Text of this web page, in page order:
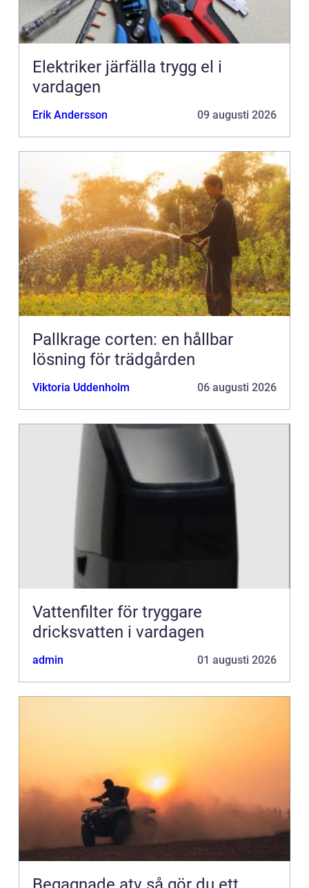
Elektriker järfälla trygg el i
vardagen
Erik Andersson 09 augusti 2026
Pallkrage corten: en hållbar
lösning för trädgården
Viktoria Uddenholm 06 augusti 2026
Vattenfilter för tryggare
dricksvatten i vardagen
admin 01 augusti 2026